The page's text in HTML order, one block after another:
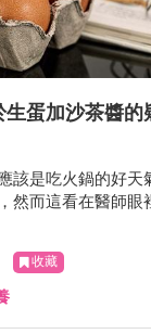
蛋加沙茶醬的
該是吃火鍋的好天
然而這看在醫師眼
收藏